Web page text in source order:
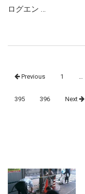
ログエン …
navigation
Previous 1
395 396 Next